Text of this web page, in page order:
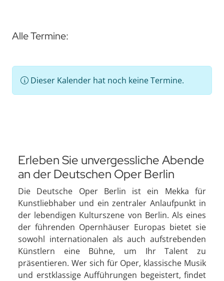
Alle Termine:
Dieser Kalender hat noch keine Termine.
Erleben Sie unvergessliche Abende
an der Deutschen Oper Berlin
Die Deutsche Oper Berlin ist ein Mekka für
Kunstliebhaber und ein zentraler Anlaufpunkt in
der lebendigen Kulturszene von Berlin. Als eines
der führenden Opernhäuser Europas bietet sie
sowohl internationalen als auch aufstrebenden
Künstlern eine Bühne, um Ihr Talent zu
präsentieren. Wer sich für Oper, klassische Musik
und erstklassige Aufführungen begeistert, findet